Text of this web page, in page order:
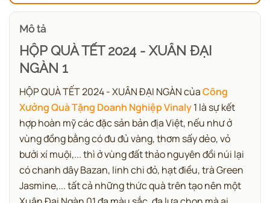
Mô tả
HỘP QUÀ TẾT 2024 - XUÂN ĐẠI
NGÀN 1
HỘP QUÀ TẾT 2024 - XUÂN ĐẠI NGÀN củaCông
Xưởng Quà Tặng Doanh Nghiệp Vinaly1 là sự kết
hợp hoàn mỹ các đặc sản bản địa Việt, nếu như ở
vùng đồng bằng có đu đủ vàng, thơm sấy dẻo, vỏ
bưởi xí muội,... thì ở vùng đất thảo nguyên đồi núi lại
có chanh dây Bazan, linh chi đỏ, hạt điều, trà Green
Jasmine,... tất cả những thức quà trên tạo nên một